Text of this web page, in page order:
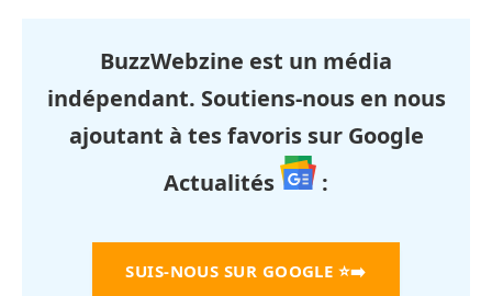
BuzzWebzine est un média
indépendant. Soutiens-nous en nous
ajoutant à tes favoris sur Google
Actualités
:
SUIS-NOUS SUR GOOGLE ⭐➡️